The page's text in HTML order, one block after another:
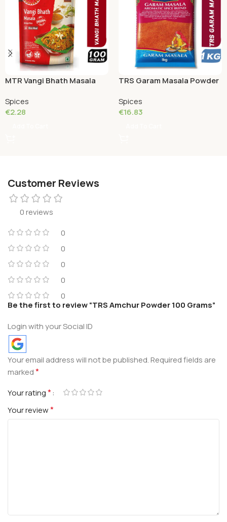
MTR Vangi Bhath Masala
Spices
€2.28
TRS Garam Masala Powder
Spices
€16.83
Customer Reviews
0 reviews
0
0
0
0
0
Be the first to review “TRS Amchur Powder 100 Grams”
Login with your Social ID
Your email address will not be published.Required fields are
marked*
Your rating*
Your review*